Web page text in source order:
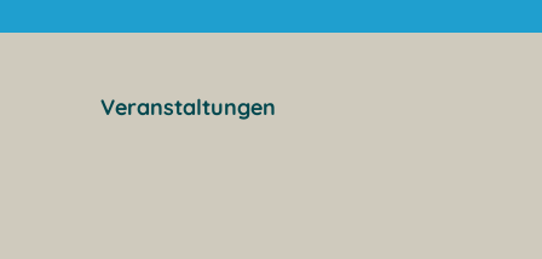
Veranstaltungen